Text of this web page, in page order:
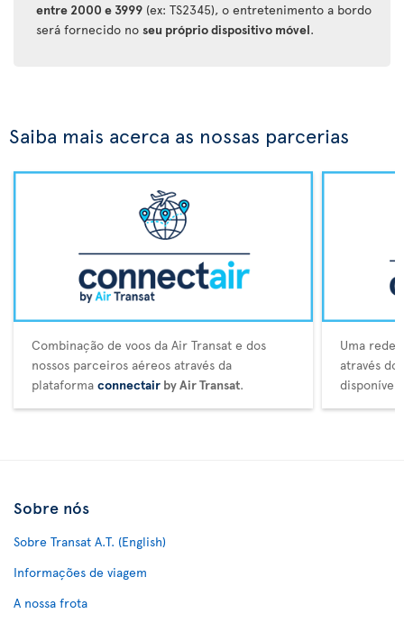
entre 2000 e 3999 (ex: TS2345), o entretenimento a bordo
será fornecido no seu próprio dispositivo móvel.
Saiba mais acerca as nossas parcerias
Combinação de voos da Air Transat e dos
nossos parceiros aéreos através da
plataforma connectair by Air Transat.
Uma rede
através
Sobre nós
Sobre Transat A.T. (English)
Informações de viagem
A nossa frota